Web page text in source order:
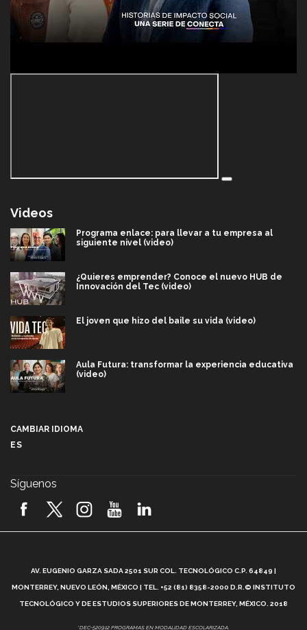
Videos
Programa enlace: para llevar a tu empresa al
siguiente nivel (video)
¿Quieres emprender? Conoce el nuevo HUB de
Innovación del Tec (video)
El joven que hizo del baile su vida (video)
Aula Futura: transformar la experiencia educativa
(video)
2026! (video)
¿Cómo es el Modelo Educativo Tec? (video)
Vida Tec: Feminismo e Inteligencia Artificial, Paola
CAMBIAR IDIOMA
ES
Síguenos
AV. EUGENIO GARZA SADA 2501 SUR COL. TECNOLÓGICO C.P. 64849 |
MONTERREY, NUEVO LEÓN, MÉXICO | TEL. +52 (81) 8358-2000 D.R.© INSTITUTO
TECNOLÓGICO Y DE ESTUDIOS SUPERIORES DE MONTERREY, MÉXICO. 2018
*DEC-520912 PROGRAMAS EN MODALIDAD ESCOLARIZADA.